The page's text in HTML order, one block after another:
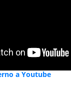
a Youtube